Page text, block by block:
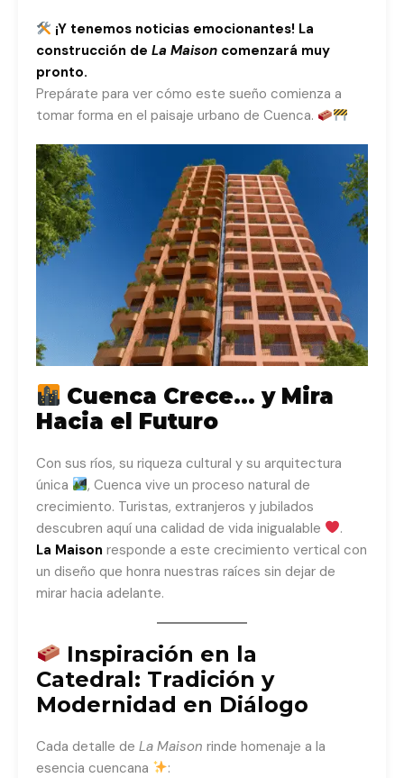
¡Y tenemos noticias emocionantes! La
construcción de La Maison comenzará muy
pronto.
Prepárate para ver cómo este sueño comienza a
tomar forma en el paisaje urbano de Cuenca.
Cuenca Crece… y Mira
Hacia el Futuro
Con sus ríos, su riqueza cultural y su arquitectura
única
, Cuenca vive un proceso natural de
crecimiento. Turistas, extranjeros y jubilados
descubren aquí una calidad de vida inigualable
.
La Maison responde a este crecimiento vertical con
un diseño que honra nuestras raíces sin dejar de
mirar hacia adelante.
Inspiración en la
Catedral: Tradición y
Modernidad en Diálogo
Cada detalle de La Maison rinde homenaje a la
esencia cuencana
: